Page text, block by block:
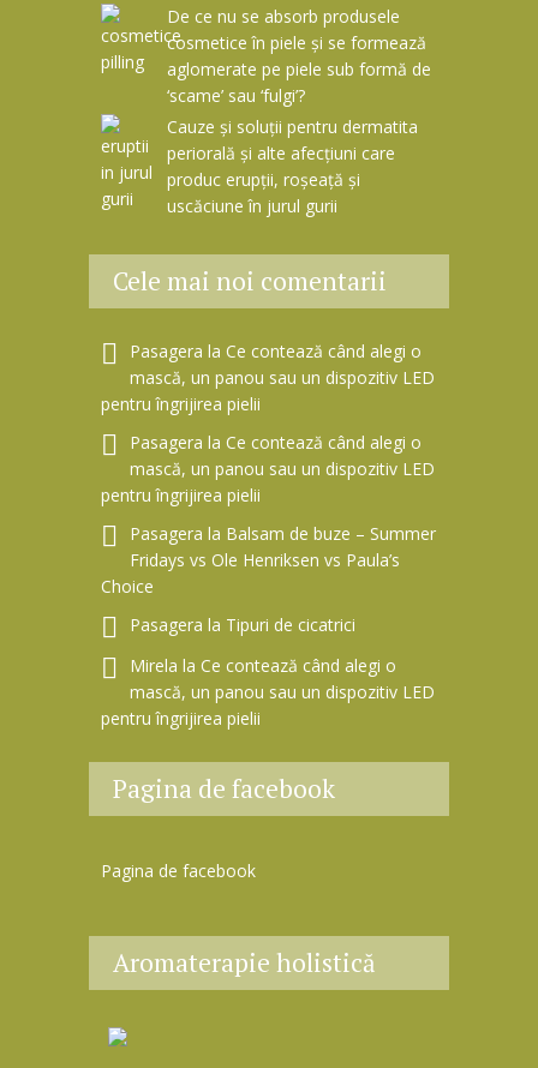
De ce nu se absorb produsele
cosmetice în piele și se formează
aglomerate pe piele sub formă de
‘scame’ sau ‘fulgi’?
Cauze și soluții pentru dermatita
periorală și alte afecțiuni care
produc erupții, roșeață și
uscăciune în jurul gurii
Cele mai noi comentarii
Pasagera la Ce contează când alegi o
mască, un panou sau un dispozitiv LED
pentru îngrijirea pielii
Pasagera la Ce contează când alegi o
mască, un panou sau un dispozitiv LED
pentru îngrijirea pielii
Pasagera la Balsam de buze – Summer
Fridays vs Ole Henriksen vs Paula’s
Choice
Pasagera la Tipuri de cicatrici
Mirela la Ce contează când alegi o
mască, un panou sau un dispozitiv LED
pentru îngrijirea pielii
Pagina de facebook
Pagina de facebook
Aromaterapie holistică